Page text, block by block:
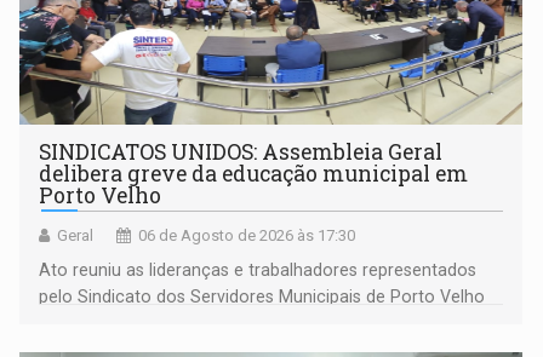
SINDICATOS UNIDOS: Assembleia Geral
delibera greve da educação municipal em
Porto Velho
Geral 06 de Agosto de 2026 às 17:30
Ato reuniu as lideranças e trabalhadores representados
pelo Sindicato dos Servidores Municipais de Porto Velho